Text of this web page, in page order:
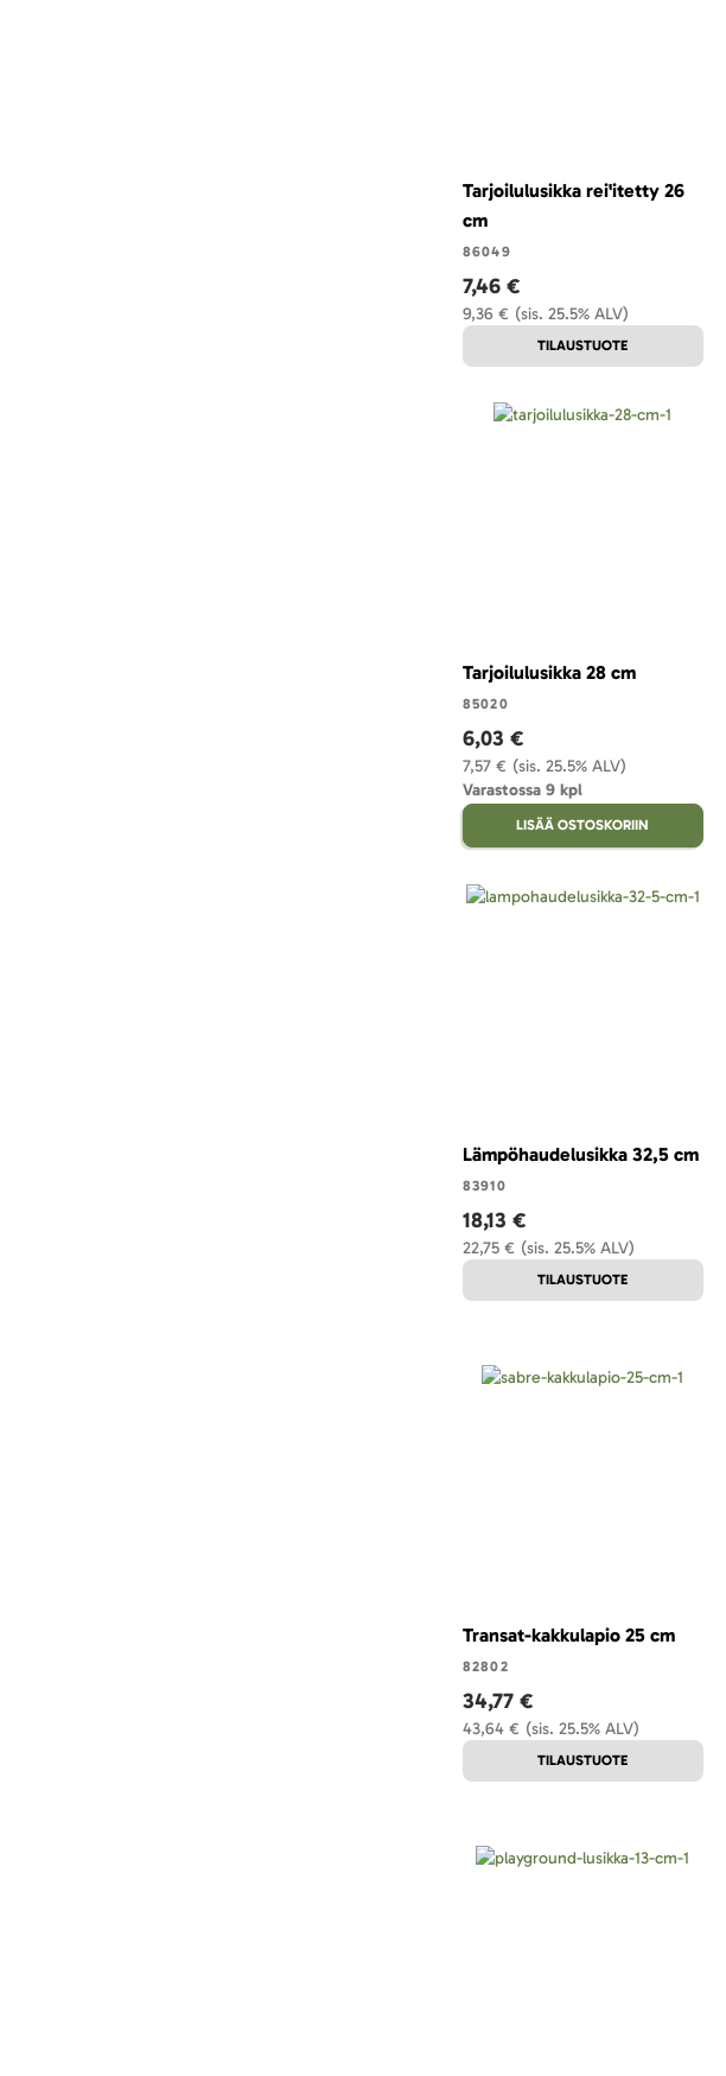
Tarjoilulusikka rei'itetty 26
cm
86049
(sis. 25.5% ALV)
9,36 €
7,46 €
TILAUSTUOTE
Tarjoilulusikka 28 cm
85020
(sis. 25.5% ALV)
7,57 €
6,03 €
Varastossa 9 kpl
LISÄÄ OSTOSKORIIN
Lämpöhaudelusikka 32,5 cm
83910
(sis. 25.5% ALV)
22,75 €
18,13 €
TILAUSTUOTE
Transat-kakkulapio 25 cm
82802
(sis. 25.5% ALV)
43,64 €
34,77 €
TILAUSTUOTE